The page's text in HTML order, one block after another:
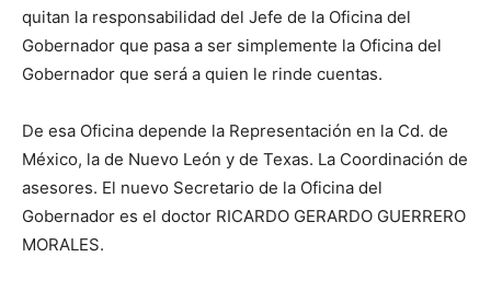
quitan la responsabilidad del Jefe de la Oficina del
Gobernador que pasa a ser simplemente la Oficina del
Gobernador que será a quien le rinde cuentas.
De esa Oficina depende la Representación en la Cd. de
México, la de Nuevo León y de Texas. La Coordinación de
asesores. El nuevo Secretario de la Oficina del
Gobernador es el doctor RICARDO GERARDO GUERRERO
MORALES.